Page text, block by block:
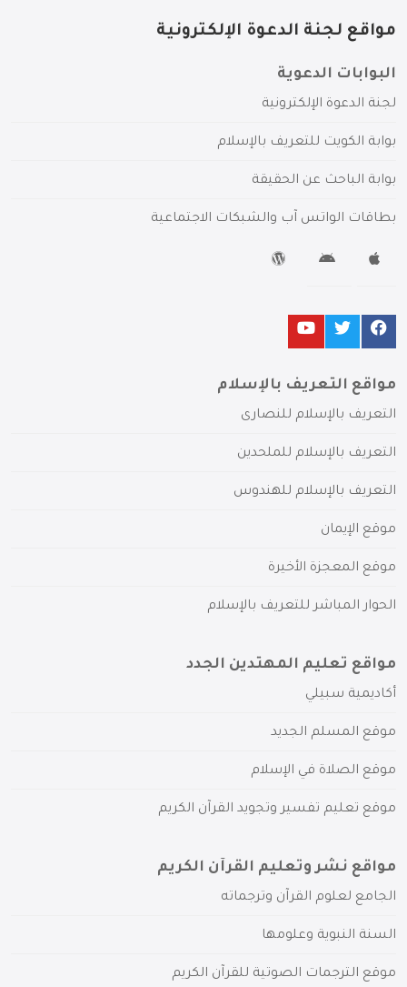
مواقع لجنة الدعوة الإلكترونية
البوابات الدعوية
لجنة الدعوة الإلكترونية
بوابة الكويت للتعريف بالإسلام
بوابة الباحث عن الحقيقة
بطاقات الواتس آب والشبكات الاجتماعية
مواقع التعريف بالإسلام
التعريف بالإسلام للنصارى
التعريف بالإسلام للملحدين
التعريف بالإسلام للهندوس
موقع الإيمان
موقع المعجزة الأخيرة
الحوار المباشر للتعريف بالإسلام
مواقع تعليم المهتدين الجدد
أكاديمية سبيلي
موقع المسلم الجديد
موقع الصلاة في الإسلام
موقع تعليم تفسير وتجويد القرآن الكريم
مواقع نشر وتعليم القرآن الكريم
الجامع لعلوم القرآن وترجماته
السنة النبوية وعلومها
موقع الترجمات الصوتية للقرآن الكريم